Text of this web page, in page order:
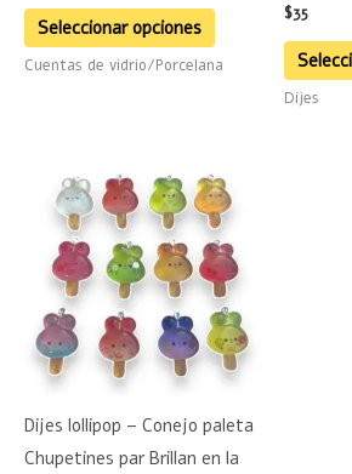
Seleccionar opciones
página
Cuentas de vidrio/Porcelana
$35
Dijes
Dijes lollipop – Conejo paleta
Chupetines par Brillan en la
Este
producto
tiene
múltiples
variantes.
Las
opciones
pueden